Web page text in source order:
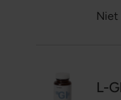
100%
Niet
L-